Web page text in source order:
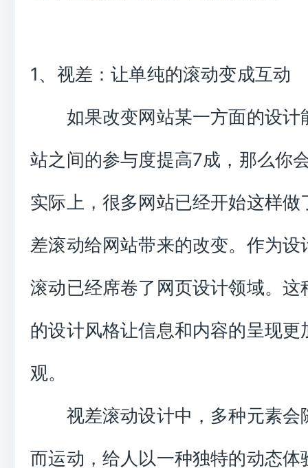
1、视差：让单纯的滚动变成互动
如果改变网站某一方面的设计
站之间的参与度提高7成，那么你
实际上，很多网站已经开始这样做
差滚动给网站带来的改变。作为设
滚动已经席卷了网页设计领域。这
的设计风格让信息和内容的呈现更
观。
视差滚动设计中，多种元素会
而运动，给人以一种独特的动态体